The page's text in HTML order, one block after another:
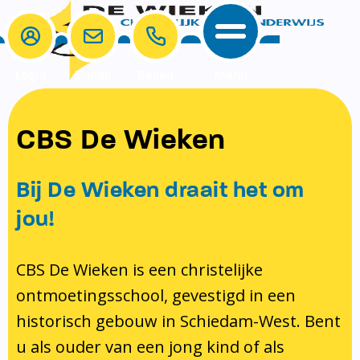
School
School
Onze visie rondom christelijke
identiteit
Pedagogisch klimaat en veiligheid
Bibliotheek
Ondersteuning
Ouders
MR & GMR
Aanmelden nieuwe leerling
Verlof aanvragen
Bibliotheek op school
Te weinig geld?
Contact
E-mail
CBS De Wieken
Bij De Wieken draait het om
jou!
CBS De Wieken is een christelijke
ontmoetingsschool, gevestigd in een
historisch gebouw in Schiedam-West. Bent
u als ouder van een jong kind of als